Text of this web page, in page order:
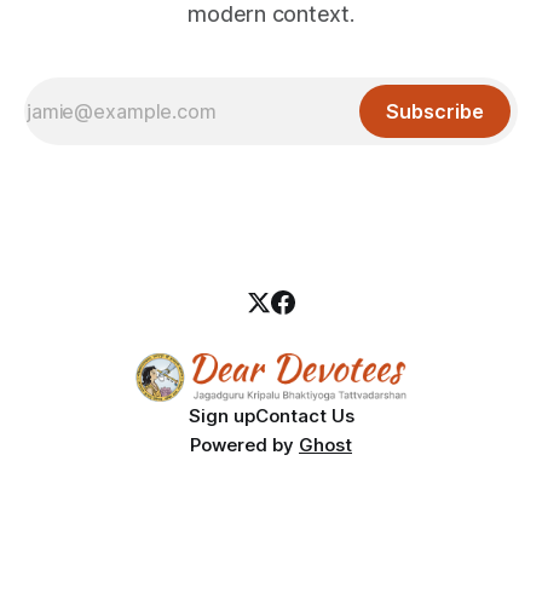
modern context.
Subscribe
Sign upContact Us
Powered by Ghost